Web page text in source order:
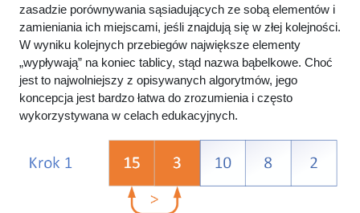
zasadzie porównywania sąsiadujących ze sobą elementów i
zamieniania ich miejscami, jeśli znajdują się w złej kolejności.
W wyniku kolejnych przebiegów największe elementy
„wypływają” na koniec tablicy, stąd nazwa bąbelkowe. Choć
jest to najwolniejszy z opisywanych algorytmów, jego
koncepcja jest bardzo łatwa do zrozumienia i często
wykorzystywana w celach edukacyjnych.